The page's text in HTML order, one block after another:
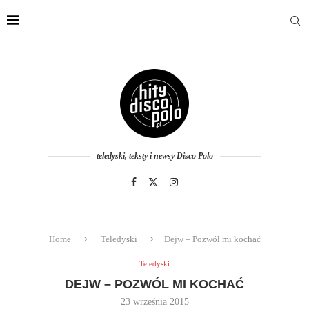
teledyski, teksty i newsy Disco Polo
Home Teledyski Dejw – Pozwól mi kochać
Teledyski
DEJW – POZWÓL MI KOCHAĆ
23 września 2015